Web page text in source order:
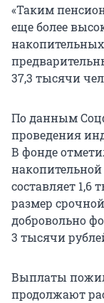
«Таким
еще более
накопительных
37,3 тысячи
По данным
проведения
В фонде
составляет 1,6
размер
добровольно
3 тысячи
Выплаты
продолжают